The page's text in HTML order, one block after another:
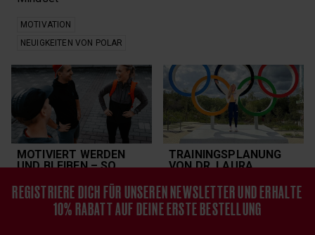
MOTIVATION
NEUIGKEITEN VON POLAR
MOTIVIERT WERDEN
UND BLEIBEN – SO
WIRKLICH
Motiviert werden und
TRAININGSPLANUNG
VON DR. LAURA
OLYMPISCHEN
MARATHON
REGISTRIERE DICH FÜR UNSEREN NEWSLETTER UND ERHALTE
10% RABATT AUF DEINE ERSTE BESTELLUNG